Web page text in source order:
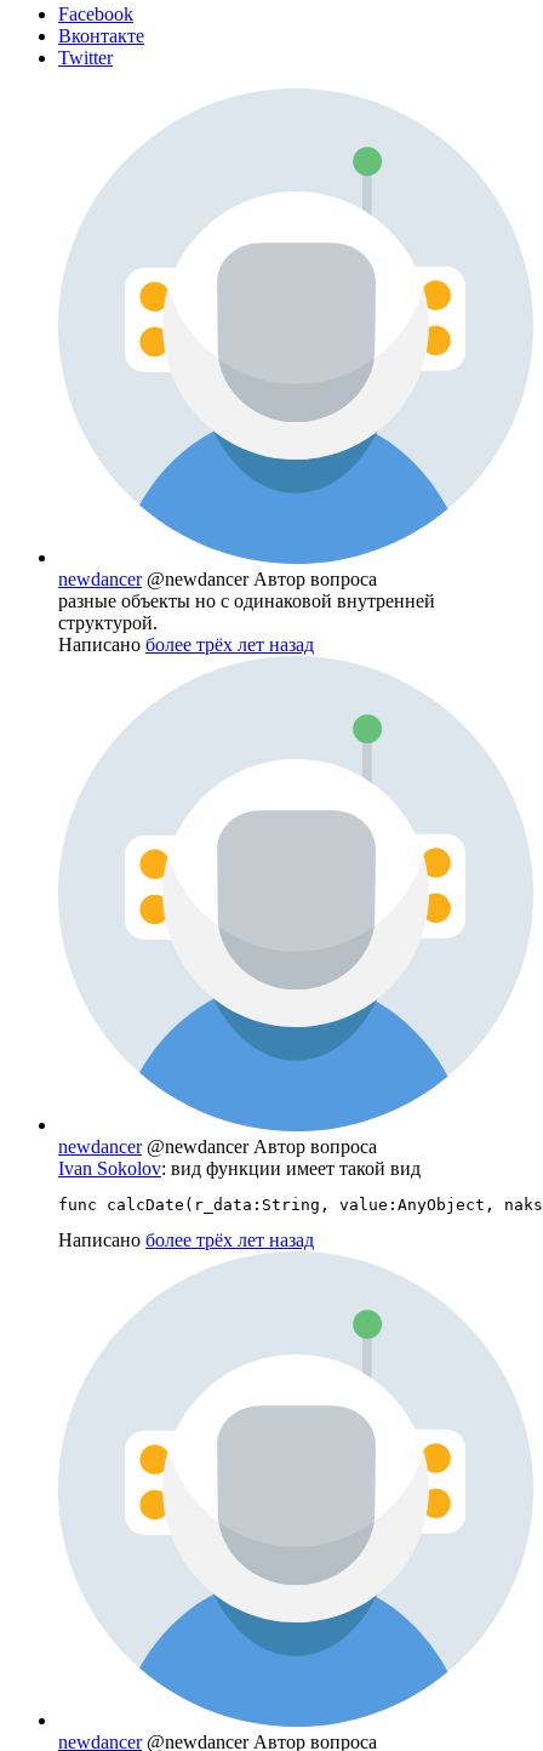
Facebook
Вконтакте
Twitter
newdancer @newdancer Автор вопроса
разные объекты но с одинаковой внутренней
структурой.
Написано более трёх лет назад
newdancer @newdancer Автор вопроса
Ivan Sokolov: вид функции имеет такой вид
func calcDate(r_data:String, value:AnyObject,
Написано более трёх лет назад
newdancer @newdancer Автор вопроса